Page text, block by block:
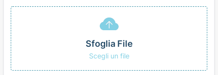
Sfoglia File
Scegli un file